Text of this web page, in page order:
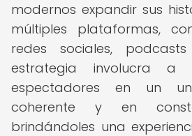
modernos expandir sus
múltiples plataformas,
redes sociales,
estrategia involucra
espectadores en un
coherente y en
brindándoles una